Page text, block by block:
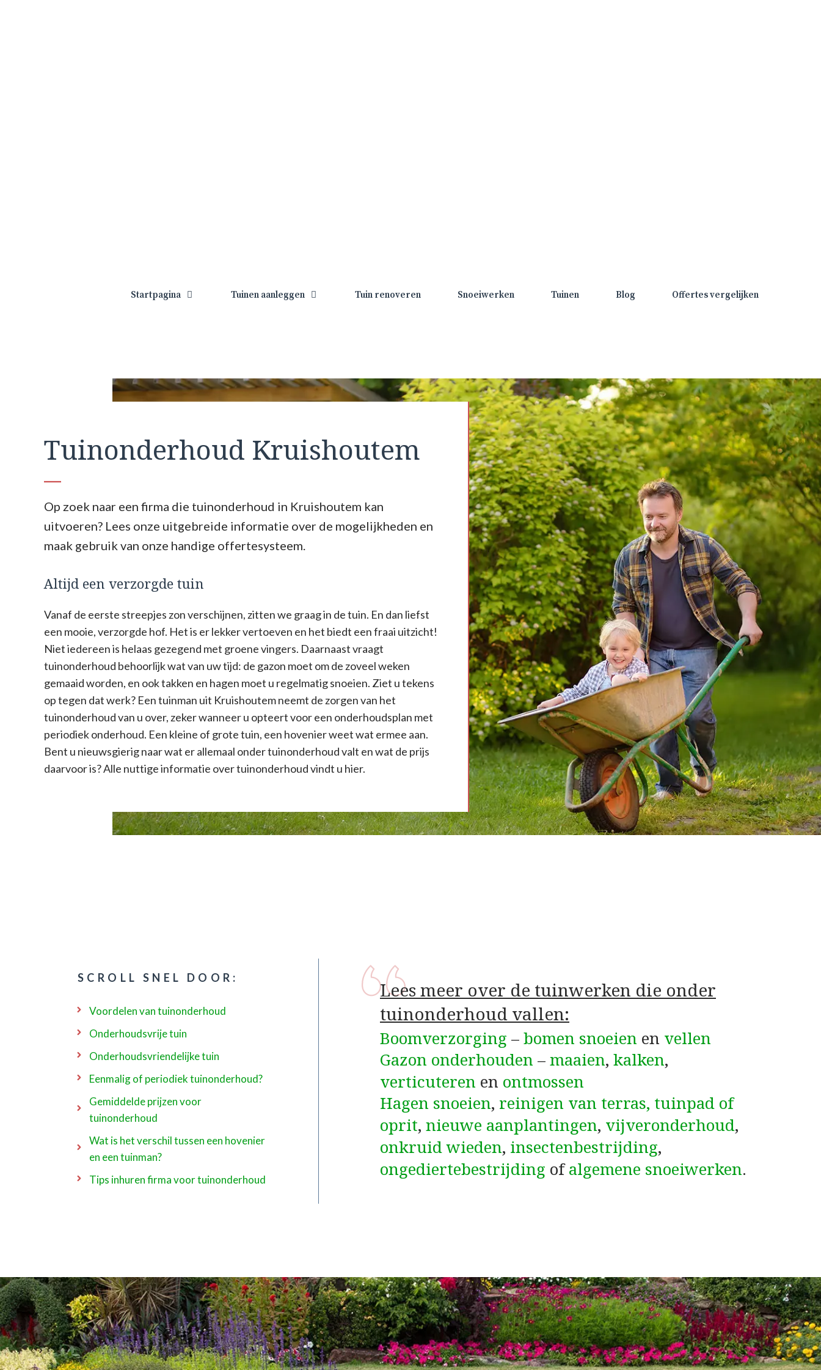
Startpagina Tuinen aanleggen Tuin renoveren Snoeiwerken Tuinen Blog Offertes vergelijken
Tuinonderhoud Kruishoutem
Op zoek naar een firma die tuinonderhoud in Kruishoutem kan
uitvoeren? Lees onze uitgebreide informatie over de mogelijkheden en
maak gebruik van onze handige offertesysteem.
Altijd een verzorgde tuin
Vanaf de eerste streepjes zon verschijnen, zitten we graag in de tuin. En dan liefst
een mooie, verzorgde hof. Het is er lekker vertoeven en het biedt een fraai uitzicht!
Niet iedereen is helaas gezegend met groene vingers. Daarnaast vraagt
tuinonderhoud behoorlijk wat van uw tijd: de gazon moet om de zoveel weken
gemaaid worden, en ook takken en hagen moet u regelmatig snoeien. Ziet u tekens
op tegen dat werk? Een tuinman uit Kruishoutem neemt de zorgen van het
tuinonderhoud van u over, zeker wanneer u opteert voor een onderhoudsplan met
periodiek onderhoud. Een kleine of grote tuin, een hovenier weet wat ermee aan.
Bent u nieuwsgierig naar wat er allemaal onder tuinonderhoud valt en wat de prijs
daarvoor is? Alle nuttige informatie over tuinonderhoud vindt u hier.
SCROLL SNEL DOOR:
Voordelen van tuinonderhoud
Onderhoudsvrije tuin
Onderhoudsvriendelijke tuin
Eenmalig of periodiek tuinonderhoud?
Gemiddelde prijzen voor
tuinonderhoud
Wat is het verschil tussen een hovenier
en een tuinman?
Tips inhuren firma voor tuinonderhoud
Lees meer over de tuinwerken die onder
tuinonderhoud vallen:
Boomverzorging –bomen snoeien en vellen
Gazon onderhouden –maaien, kalken,
verticuteren en ontmossen
Hagen snoeien, reinigen van terras, tuinpad of
oprit, nieuwe aanplantingen, vijveronderhoud,
onkruid wieden, insectenbestrijding,
ongediertebestrijding ofalgemene snoeiwerken.